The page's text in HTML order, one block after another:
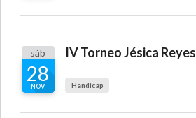
sáb
28
NOV
IV Torneo Jésica Reyes
Handicap